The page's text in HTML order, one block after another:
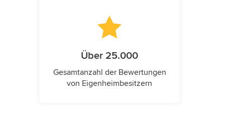
Über 25.000
Gesamtanzahl der Bewertungen
von Eigenheimbesitzern